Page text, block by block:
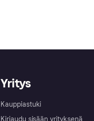
Yritys
Kauppiastuki
Kirjaudu sisään yrityksenä